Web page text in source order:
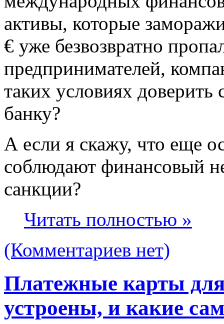
активы, которые
€ уже безвозвратно
предпринимателей,
таких условиях доверить
банку?
А если я скажу, что еще
соблюдают финансовый
санкции?
Читать полностью »
(Комментариев нет)
Платежные карты
устроены, и какие